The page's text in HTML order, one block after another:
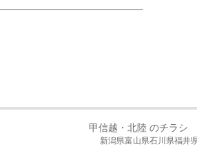
甲信越・北陸 のチラシ
新潟県富山県石川県福井